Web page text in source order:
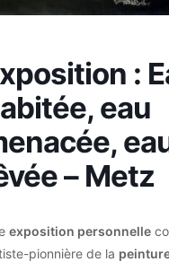
:
eau
– Metz
exposition personnelle
pionnière de la